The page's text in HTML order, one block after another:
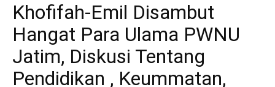
Khofifah-Emil Disambut
Hangat Para Ulama PWNU
Jatim, Diskusi Tentang
Pendidikan , Keummatan,